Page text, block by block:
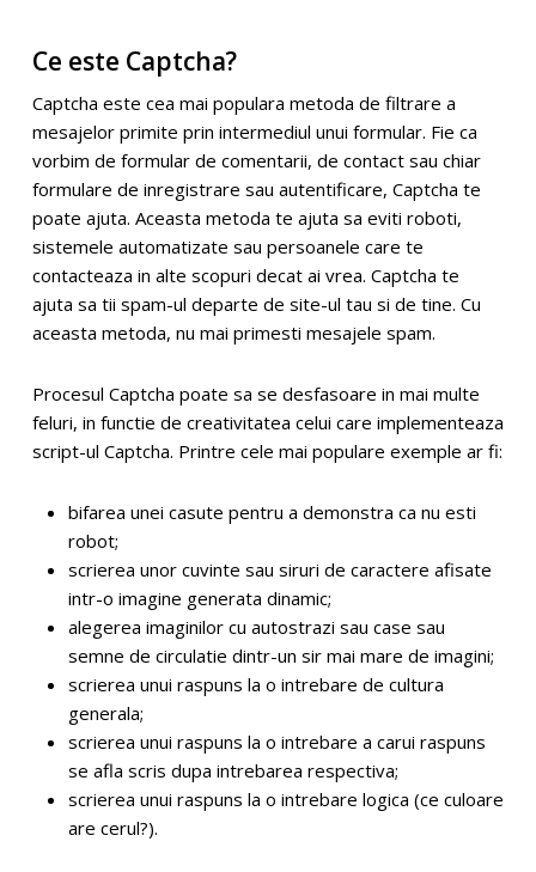
Ce este Captcha?
Captcha este cea mai populara metoda de filtrare a
mesajelor primite prin intermediul unui formular. Fie ca
vorbim de formular de comentarii, de contact sau chiar
formulare de inregistrare sau autentificare, Captcha te
poate ajuta. Aceasta metoda te ajuta sa eviti roboti,
sistemele automatizate sau persoanele care te
contacteaza in alte scopuri decat ai vrea. Captcha te
ajuta sa tii spam-ul departe de site-ul tau si de tine. Cu
aceasta metoda, nu mai primesti mesajele spam.
Procesul Captcha poate sa se desfasoare in mai multe
feluri, in functie de creativitatea celui care implementeaza
script-ul Captcha. Printre cele mai populare exemple ar fi:
bifarea unei casute pentru a demonstra ca nu esti
robot;
scrierea unor cuvinte sau siruri de caractere afisate
intr-o imagine generata dinamic;
alegerea imaginilor cu autostrazi sau case sau
semne de circulatie dintr-un sir mai mare de imagini;
scrierea unui raspuns la o intrebare de cultura
generala;
scrierea unui raspuns la o intrebare a carui raspuns
se afla scris dupa intrebarea respectiva;
scrierea unui raspuns la o intrebare logica (ce culoare
are cerul?).